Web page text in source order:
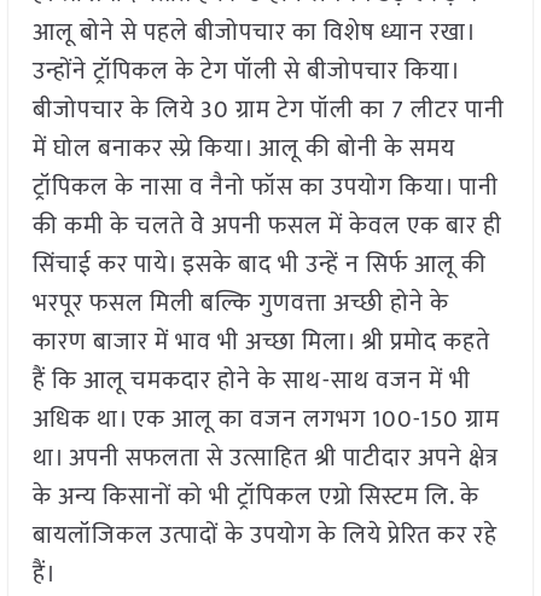
आलू बोने से पहले बीजोपचार का विशेष ध्यान रखा।
उन्होंने ट्रॉपिकल के टेग पॉली से बीजोपचार किया।
बीजोपचार के लिये 30 ग्राम टेग पॉली का 7 लीटर पानी
में घोल बनाकर स्प्रे किया। आलू की बोनी के समय
ट्रॉपिकल के नासा व नैनो फॉस का उपयोग किया। पानी
की कमी के चलते वेे अपनी फसल में केवल एक बार ही
सिंचाई कर पाये। इसके बाद भी उन्हें न सिर्फ आलू की
भरपूर फसल मिली बल्कि गुणवत्ता अच्छी होने के
कारण बाजार में भाव भी अच्छा मिला। श्री प्रमोद कहते
हैं कि आलू चमकदार होने के साथ-साथ वजन में भी
अधिक था। एक आलू का वजन लगभग 100-150 ग्राम
था। अपनी सफलता से उत्साहित श्री पाटीदार अपने क्षेत्र
के अन्य किसानों को भी ट्रॉपिकल एग्रो सिस्टम लि. के
बायलॉजिकल उत्पादों के उपयोग के लिये प्रेरित कर रहे
हैं।